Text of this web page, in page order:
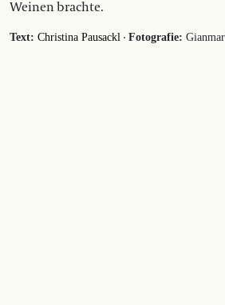
Weinen brachte.
Text: Christina Pausackl · Fotografie: